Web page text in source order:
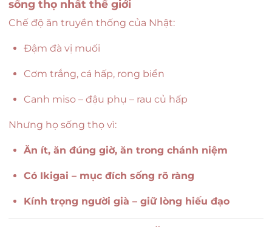
sống thọ nhất thế giới
Chế độ ăn truyền thống của Nhật:
Đậm đà vị muối
Cơm trắng, cá hấp, rong biển
Canh miso – đậu phụ – rau củ hấp
Nhưng họ sống thọ vì:
Ăn ít, ăn đúng giờ, ăn trong chánh niệm
Có Ikigai – mục đích sống rõ ràng
Kính trọng người già – giữ lòng hiếu đạo